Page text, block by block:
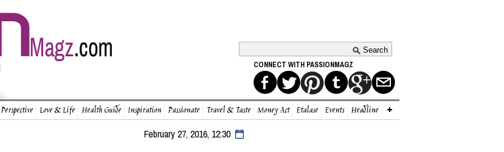
CONNECT WITH PASSIONMAGZ
Perspective Love & Life Health Guide Inspiration Passionate Travel & Taste Money Act Etalase Events Headline
February 27, 2016, 12:30